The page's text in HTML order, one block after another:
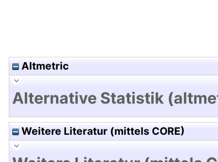
Altmetric
Alternative Statistik
Weitere Literatur (mittels CORE)